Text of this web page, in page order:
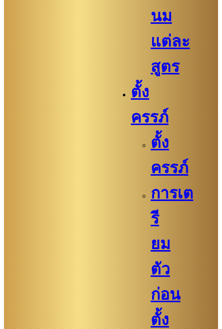
นม
แต่ละ
สูตร
ตั้ง
ครรภ์
ตั้ง
ครรภ์
การเต
รี
ยม
ตัว
ก่อน
ตั้ง